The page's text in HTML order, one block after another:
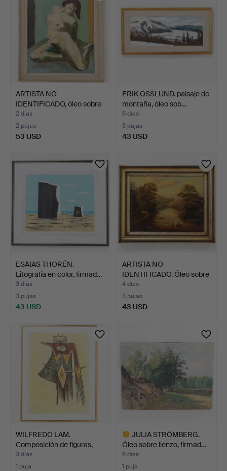
ARTISTA NO
IDENTIFICADO, óleo sobre
lienzo…
2 días
2 pujas
53 USD
ERIK OSSLUND. paisaje de
montaña, óleo sob…
6 días
3 pujas
43 USD
ESAIAS THORÉN.
Litografía en color, firmad…
3 días
3 pujas
43 USD
ARTISTA NO
IDENTIFICADO. Óleo sobre
lienzo…
4 días
3 pujas
43 USD
WILFREDO LAM.
Composición de figuras,
lito…
3 días
1 puja
JULIA STRÖMBERG.
Óleo sobre lienzo, firmad…
6 días
1 puja